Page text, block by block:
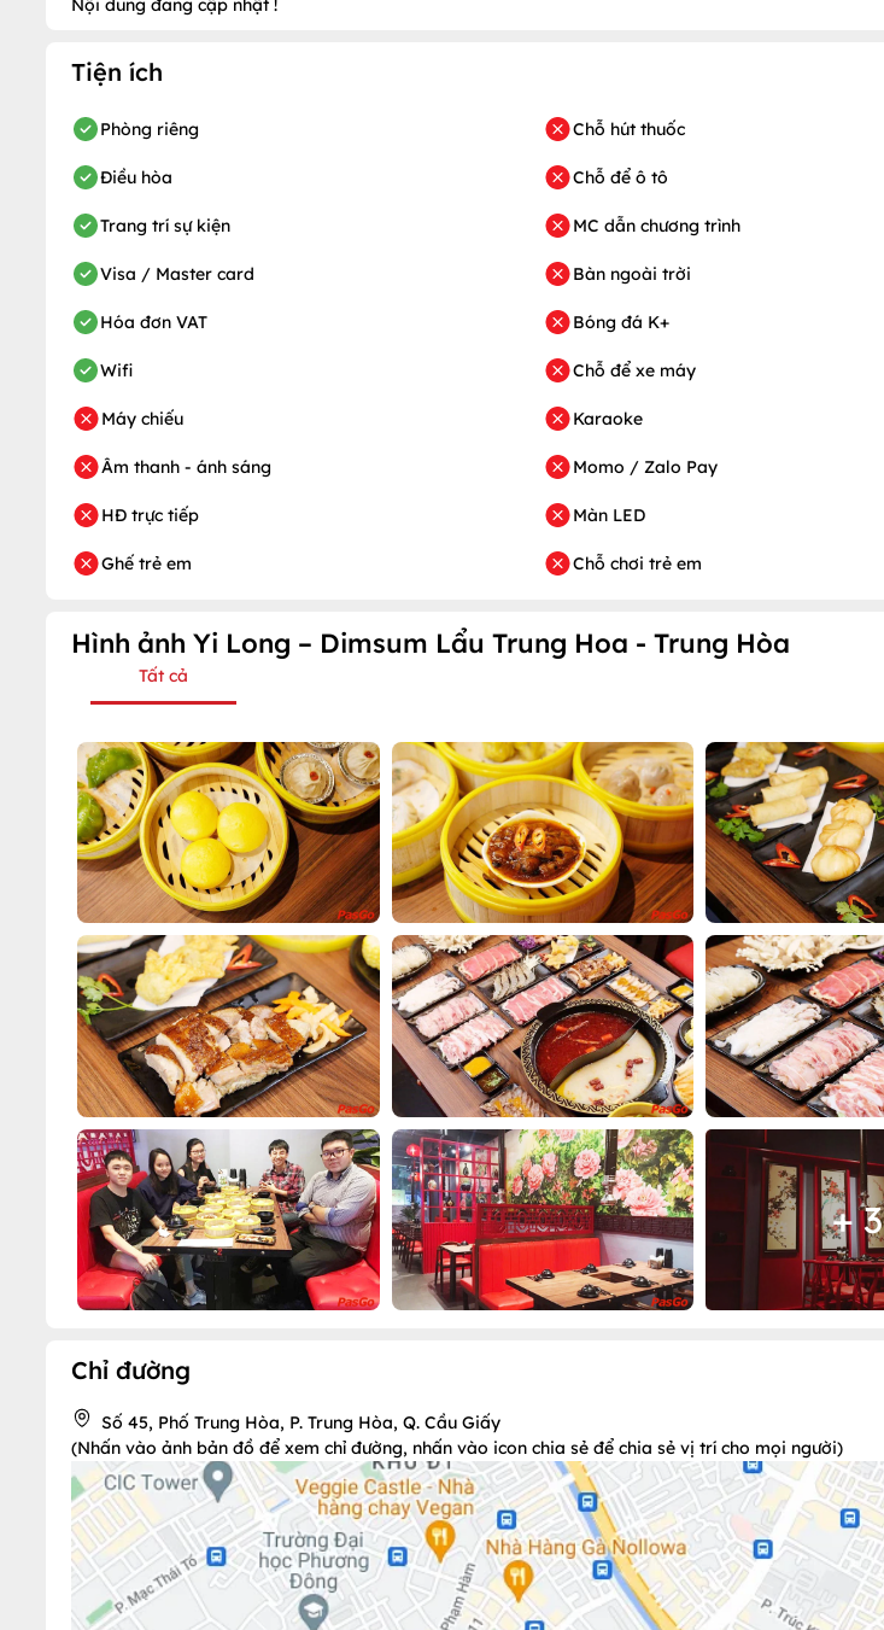
Nội dung đang cập nhật !
Tiện ích
Phòng riêng
Điều hòa
Trang trí sự kiện
Visa / Master card
Hóa đơn VAT
Wifi
Máy chiếu
Âm thanh - ánh sáng
HĐ trực tiếp
Ghế trẻ em
Chỗ hút thuốc
Chỗ để ô tô
MC dẫn chương trình
Bàn ngoài trời
Bóng đá K+
Chỗ để xe máy
Karaoke
Momo / Zalo Pay
Màn LED
Chỗ chơi trẻ em
Hình ảnh Yi Long – Dimsum Lẩu Trung Hoa - Trung Hòa
Tất cả
+ 3
Chỉ đường
Số 45, Phố Trung Hòa, P. Trung Hòa, Q. Cầu Giấy
(Nhấn vào ảnh bản đồ để xem chỉ đường, nhấn vào icon chia sẻ để chia sẻ vị trí cho mọi người)